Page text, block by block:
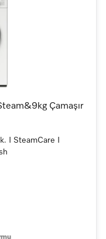
Çamaşır
I SteamCare I